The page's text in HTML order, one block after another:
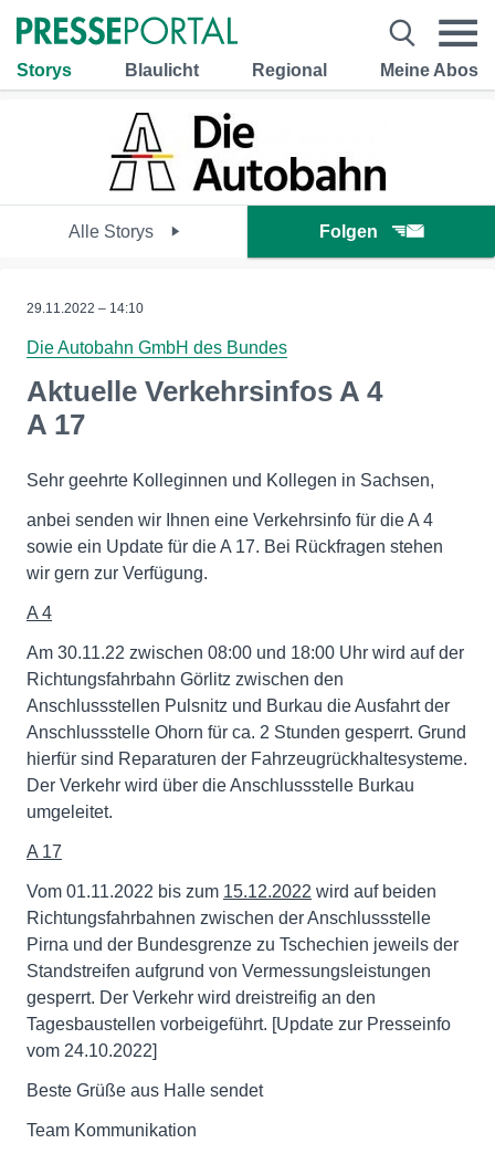
Storys Blaulicht Regional Meine Abos
Alle Storys Folgen
29.11.2022 – 14:10
Die Autobahn GmbH des Bundes
Aktuelle Verkehrsinfos A 4
A 17
Sehr geehrte Kolleginnen und Kollegen in Sachsen,
anbei senden wir Ihnen eine Verkehrsinfo für die A 4
sowie ein Update für die A 17. Bei Rückfragen stehen
wir gern zur Verfügung.
A 4
Am 30.11.22 zwischen 08:00 und 18:00 Uhr wird auf der
Richtungsfahrbahn Görlitz zwischen den
Anschlussstellen Pulsnitz und Burkau die Ausfahrt der
Anschlussstelle Ohorn für ca. 2 Stunden gesperrt. Grund
hierfür sind Reparaturen der Fahrzeugrückhaltesysteme.
Der Verkehr wird über die Anschlussstelle Burkau
umgeleitet.
A 17
Vom 01.11.2022 bis zum 15.12.2022 wird auf beiden
Richtungsfahrbahnen zwischen der Anschlussstelle
Pirna und der Bundesgrenze zu Tschechien jeweils der
Standstreifen aufgrund von Vermessungsleistungen
gesperrt. Der Verkehr wird dreistreifig an den
Tagesbaustellen vorbeigeführt. [Update zur Presseinfo
vom 24.10.2022]
Beste Grüße aus Halle sendet
Team Kommunikation